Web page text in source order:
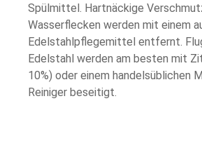
Spülmittel. Hartnäckige
Wasserflecken werden mit einem
Edelstahlpflegemittel entfernt.
Edelstahl werden am besten mit
10%) oder einem handelsüblichen
Reiniger beseitigt.